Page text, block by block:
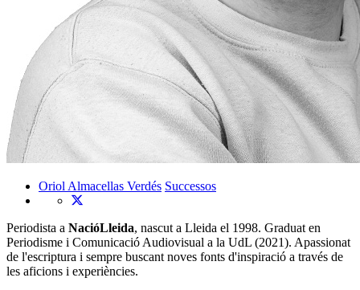
Oriol Almacellas Verdés Successos
Periodista a NacióLleida, nascut a Lleida el 1998. Graduat en
Periodisme i Comunicació Audiovisual a la UdL (2021). Apassionat
de l'escriptura i sempre buscant noves fonts d'inspiració a través de
les aficions i experiències.